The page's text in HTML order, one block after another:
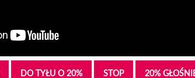
DO TYŁU O 20% STOP 20%